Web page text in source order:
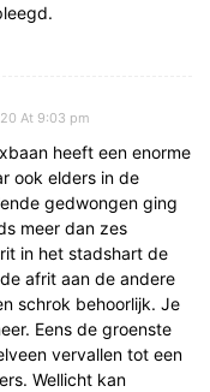
At 9:03 pm
heeft een enorme
ook elders in de
gedwongen ging
meer dan zes
in het stadshart de
afrit aan de andere
schrok behoorlijk. Je
Eens de groenste
vervallen tot een
Wellicht kan